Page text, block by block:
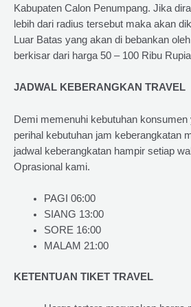
Kabupaten Calon Penumpang. Jika
lebih dari radius tersebut maka akan
Luar Batas yang akan di bebankan
berkisar dari harga 50 – 100 Ribu
JADWAL KEBERANGKAN TRAVEL
Demi memenuhi kebutuhan
perihal kebutuhan jam keberangkatan
jadwal keberangkatan hampir setiap
Oprasional kami.
PAGI 06:00
SIANG 13:00
SORE 16:00
MALAM 21:00
KETENTUAN TIKET TRAVEL